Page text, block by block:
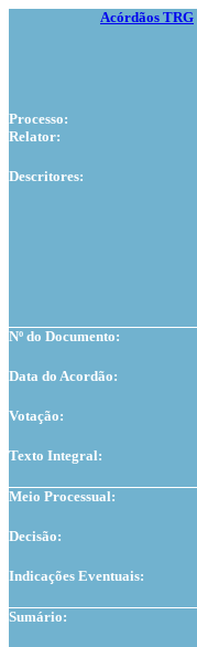
Acórdãos TRG
Processo:
Relator:
Descritores:
Nº do Documento:
Data do Acordão:
Votação:
Texto Integral:
Meio Processual:
Decisão:
Indicações Eventuais:
Sumário: